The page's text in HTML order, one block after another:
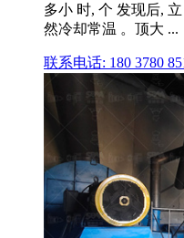
多小 时, 个 发现后,
然冷却常温 。顶大 ...
联系电话: 180 3780